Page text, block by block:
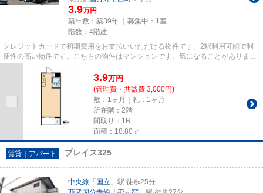
3.9万円
築年数：築39年 ｜募集中： 1室
階数：4階建
クレジットカードで初期費用をお支払いいただける物件です。2駅利用可能で利
便性の高い物件です。こちらの物件はマンションです。気になることがありまし
たら、info@kunitachi-f.com宛...
3.9万円
(管理費・共益費 3,000円)
敷：1ヶ月｜礼：1ヶ月
所在階：2階
間取り：1R
面積：18.80㎡
賃貸｜アパート プレイス325
中央線 「 国立 」駅 徒歩25分